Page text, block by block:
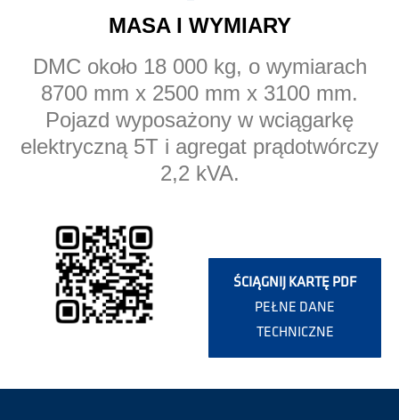
MASA I WYMIARY
DMC około 18 000 kg, o wymiarach
8700 mm x 2500 mm x 3100 mm.
Pojazd wyposażony w wciągarkę
elektryczną 5T i agregat prądotwórczy
2,2 kVA.
ŚCIĄGNIJ KARTĘ PDF
PEŁNE DANE
TECHNICZNE